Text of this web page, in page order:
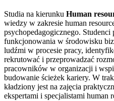
Studia na kierunku Human
wiedzy w zakresie human
psychopedagogicznego. Studenci
funkcjonowania w środowisku
ludźmi w procesie pracy,
rekrutować i przeprowadzać
pracowników w organizacji i
budowanie ścieżek kariery. W
kładziony jest na zajęcia
ekspertami i specjalistami human